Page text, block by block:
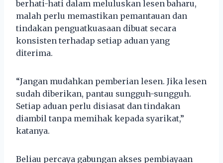
berhati-hati dalam meluluskan lesen baharu,
malah perlu memastikan pemantauan dan
tindakan penguatkuasaan dibuat secara
konsisten terhadap setiap aduan yang
diterima.
“Jangan mudahkan pemberian lesen. Jika lesen
sudah diberikan, pantau sungguh-sungguh.
Setiap aduan perlu disiasat dan tindakan
diambil tanpa memihak kepada syarikat,”
katanya.
Beliau percaya gabungan akses pembiayaan